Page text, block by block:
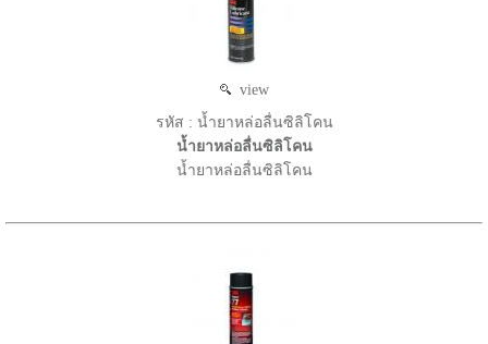
view
รหัส : น้ำยาหล่อลื่นซิลิโคน
น้ำยาหล่อลื่นซิลิโคน
น้ำยาหล่อลื่นซิลิโคน